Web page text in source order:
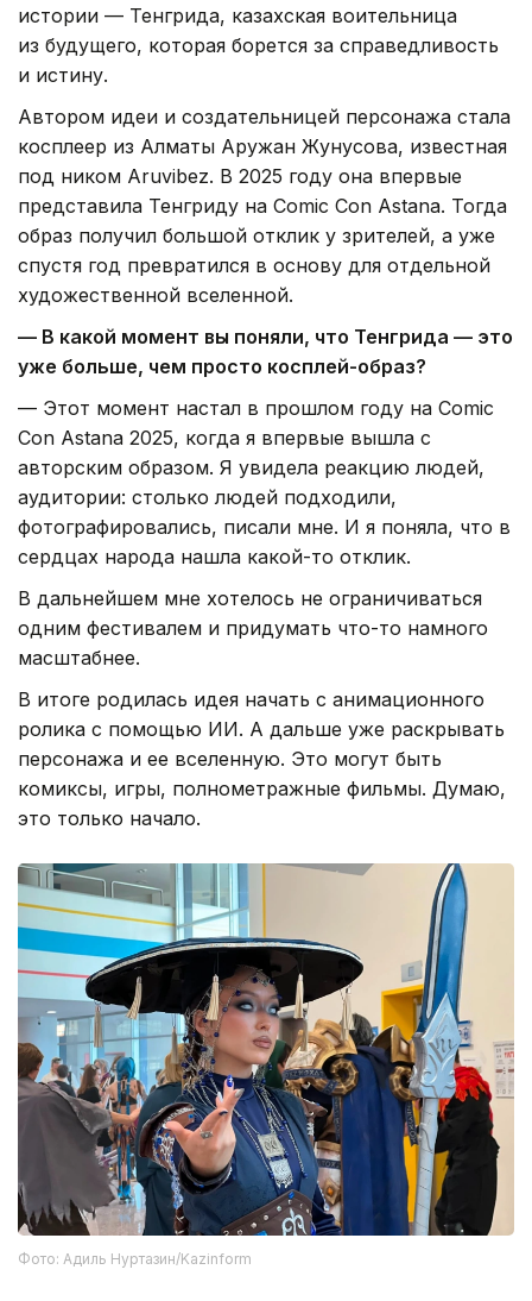
истории — Тенгрида, казахская воительница
из будущего, которая борется за справедливость
и истину.
Автором идеи и создательницей персонажа стала
косплеер из Алматы Аружан Жунусова, известная
под ником Aruvibez. В 2025 году она впервые
представила Тенгриду на Comic Con Astana. Тогда
образ получил большой отклик у зрителей, а уже
спустя год превратился в основу для отдельной
художественной вселенной.
— В какой момент вы поняли, что Тенгрида — это
уже больше, чем просто косплей-образ?
— Этот момент настал в прошлом году на Comic
Con Astana 2025, когда я впервые вышла с
авторским образом. Я увидела реакцию людей,
аудитории: столько людей подходили,
фотографировались, писали мне. И я поняла, что в
сердцах народа нашла какой-то отклик.
В дальнейшем мне хотелось не ограничиваться
одним фестивалем и придумать что-то намного
масштабнее.
В итоге родилась идея начать с анимационного
ролика с помощью ИИ. А дальше уже раскрывать
персонажа и ее вселенную. Это могут быть
комиксы, игры, полнометражные фильмы. Думаю,
это только начало.
Фото: Адиль Нуртазин/Kazinform